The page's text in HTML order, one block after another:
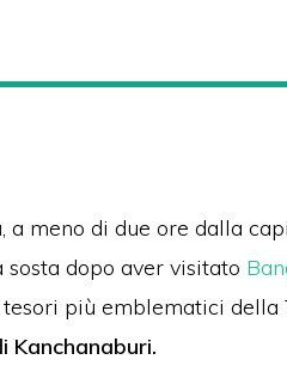
meno di due ore dalla
dopo aver visitato
più emblematici della
Kanchanaburi.